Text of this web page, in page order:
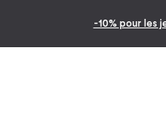
-10% pour les